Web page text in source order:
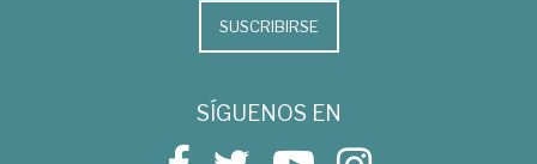
SUSCRIBIRSE
SÍGUENOS EN